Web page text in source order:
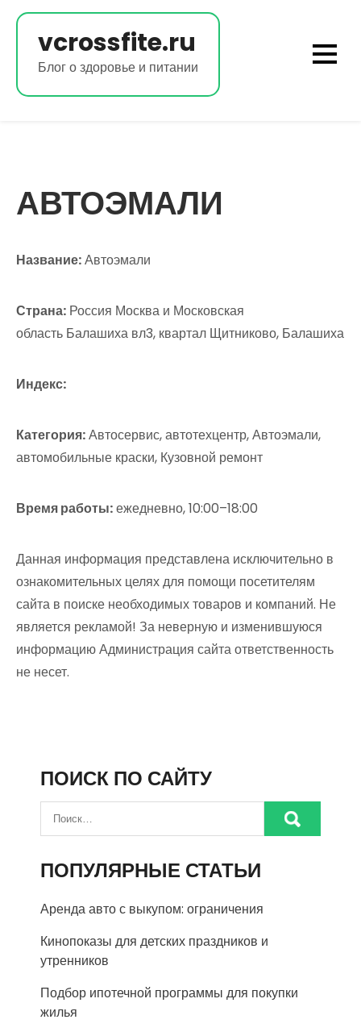
Перейти
содержимому
vcrossfite.ru
Блог о здоровье и питании
АВТОЭМАЛИ
Название:Автоэмали
Страна: Россия Москва и Московская
область Балашиха вл3, квартал Щитниково, Балашиха
Индекс:
Категория:Автосервис, автотехцентр, Автоэмали,
автомобильные краски, Кузовной ремонт
Время работы:ежедневно, 10:00–18:00
Данная информация представлена исключительно в
ознакомительных целях для помощи посетителям
сайта в поиске необходимых товаров и компаний. Не
является рекламой! За неверную и изменившуюся
информацию Администрация сайта ответственность
не несет.
ПОИСК ПО САЙТУ
ПОПУЛЯРНЫЕ СТАТЬИ
Аренда авто с выкупом: ограничения
Кинопоказы для детских праздников и
утренников
Подбор ипотечной программы для покупки
жилья